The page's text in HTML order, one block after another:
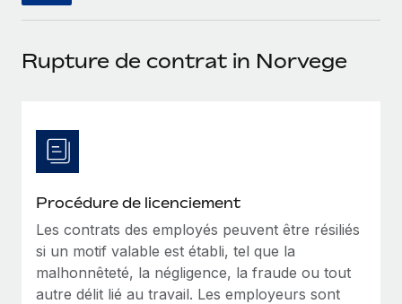
Rationalisez vos processus avec des outils essentiels
Demandez aux experts
Recevez des conseils d’experts sur les RH à
l’international et la conformité
Contrôles d’antécédents
Simplifiez vos processus de présélection des
candidats
Partenaires stratégiques de la tech
Explorez avec nous vos opportunités de partenariat
Remote Build
Conseil en intégrations et automatisations assistées par
ÉTUDES DE CAS
Événements
Données sur les salaires et les talents
Obtenir de l’aide
Voir toutes les ressources
Rupture de contrat in Norvege
Procédure de licenciement
Les contrats des employés peuvent être résiliés
si un motif valable est établi, tel que la
malhonnêteté, la négligence, la fraude ou tout
autre délit lié au travail. Les employeurs sont